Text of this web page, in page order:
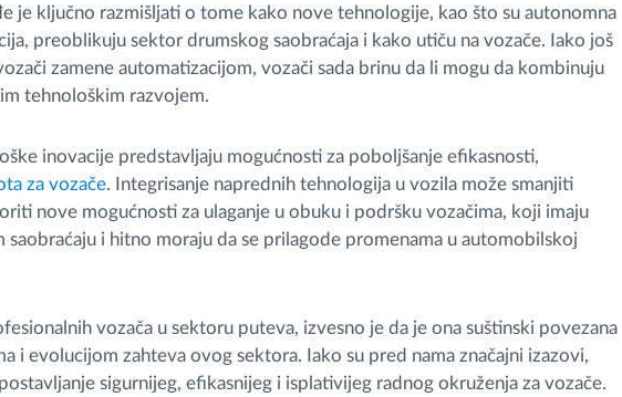
je ključno razmišljati o tome kako nove tehnologije, kao što su autonomna
preoblikuju sektor drumskog saobraćaja i kako utiču na vozače. Iako još
zamene automatizacijom, vozači sada brinu da li mogu da kombinuju
tehnološkim razvojem.
inovacije predstavljaju mogućnosti za poboljšanje efikasnosti,
za vozače. Integrisanje naprednih tehnologija u vozila može smanjiti
nove mogućnosti za ulaganje u obuku i podršku vozačima, koji imaju
saobraćaju i hitno moraju da se prilagode promenama u automobilskoj
vozača u sektoru puteva, izvesno je da je ona suštinski povezana
i evolucijom zahteva ovog sektora. Iako su pred nama značajni izazovi,
sigurnijeg, efikasnijeg i isplativijeg radnog okruženja za vozače.